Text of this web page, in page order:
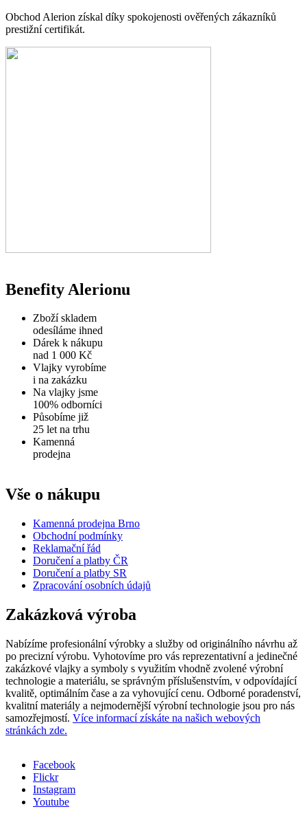
Obchod Alerion získal díky spokojenosti ověřených zákazníků
prestižní certifikát.
Benefity Alerionu
Zboží skladem
odesíláme ihned
Dárek k nákupu
nad 1 000 Kč
Vlajky vyrobíme
i na zakázku
Na vlajky jsme
100% odborníci
Působíme již
25 let na trhu
Kamenná
prodejna
Vše o nákupu
Kamenná prodejna Brno
Obchodní podmínky
Reklamační řád
Doručení a platby ČR
Doručení a platby SR
Zpracování osobních údajů
Zakázková výroba
Nabízíme profesionální výrobky a služby od originálního návrhu až
po precizní výrobu. Vyhotovíme pro vás reprezentativní a jedinečné
zakázkové vlajky a symboly s využitím vhodně zvolené výrobní
technologie a materiálu, se správným příslušenstvím, v odpovídající
kvalitě, optimálním čase a za vyhovující cenu. Odborné poradenství,
kvalitní materiály a nejmodernější výrobní technologie jsou pro nás
samozřejmostí. Více informací získáte na našich webových
stránkách zde.
Sociální
sítě
Facebook
Flickr
Instagram
Youtube